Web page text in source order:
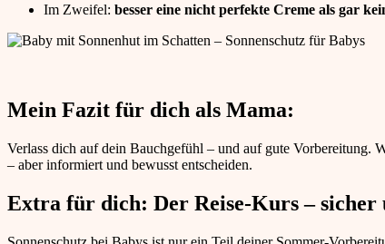
Im Zweifel: besser eine nicht perfekte Creme als gar
Mein Fazit für dich als Mama:
Verlass dich auf dein Bauchgefühl – und auf gute Vorbereitung.
– aber informiert und bewusst entscheiden.
Extra für dich: Der Reise-Kurs – sicher